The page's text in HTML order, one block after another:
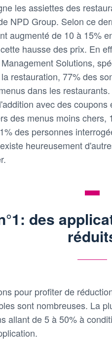
les assiettes des
NPD Group. Selon ce
augmenté de 10 à 15%
hausse des prix. En
Solutions,
restauration, 77% des
dans les
avec des
des menus moins chers,
des personnes
heureusement
des
pour profiter de
sont nombreuses. La
allant de 5 à 50% à